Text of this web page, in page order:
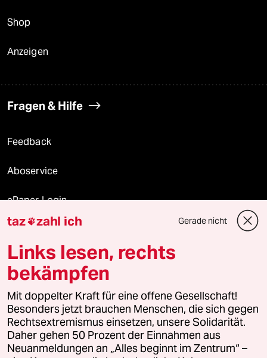
Shop
Anzeigen
Fragen & Hilfe
Feedback
Aboservice
ePaper Login
Downloads für Abonnierende
© 2026 taz Verlags und Vertriebs GmbH
Alle Rechte vorbehalten. Bei rechtlichen Fragen oder für Genehmigungen
wenden Sie sich bitte an
lizenzen@taz.de
Feedback Redaktionsstatut Kommune-Richtlinien
taz zahl ich Gerade nicht
Links lesen, rechts
bekämpfen
Mit doppelter Kraft für eine offene Gesellschaft!
Besonders jetzt brauchen Menschen, die sich gegen
Rechtsextremismus einsetzen, unsere Solidarität.
Daher gehen 50 Prozent der Einnahmen aus
Neuanmeldungen an „Alles beginnt im Zentrum“ –